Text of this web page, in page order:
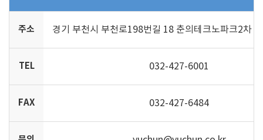
주소 경기 부천시 부천로198번길 18 춘의테크노파크2차
TEL 032-427-6001
FAX 032-427-6484